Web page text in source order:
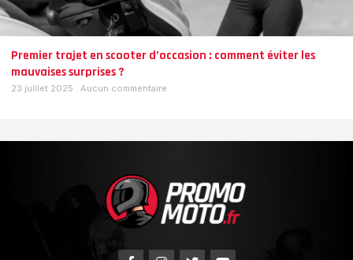
Premier trajet en scooter d’occasion : comment éviter les
mauvaises surprises ?
23 juillet 2025 Aucun commentaire